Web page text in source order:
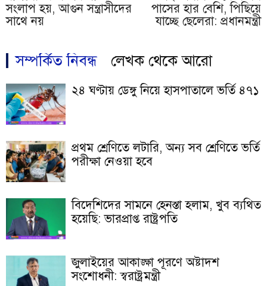
সংলাপ হয়, আগুন সন্ত্রাসীদের
সাথে নয়
পাসের হার বেশি, পিছিয়ে
যাচ্ছে ছেলেরা: প্রধানমন্ত্রী
সম্পর্কিত নিবন্ধ লেখক থেকে আরো
২৪ ঘণ্টায় ডেঙ্গু নিয়ে হাসপাতালে ভর্তি ৪৭১
প্রথম শ্রেণিতে লটারি, অন্য সব শ্রেণিতে ভর্তি
পরীক্ষা নেওয়া হবে
বিদেশিদের সামনে হেনস্তা হলাম, খুব ব্যথিত
হয়েছি: ভারপ্রাপ্ত রাষ্ট্রপতি
জুলাইয়ের আকাঙ্ক্ষা পূরণে অষ্টাদশ
সংশোধনী: স্বরাষ্ট্রমন্ত্রী